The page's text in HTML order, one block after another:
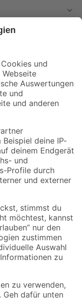
mehr verpassen!